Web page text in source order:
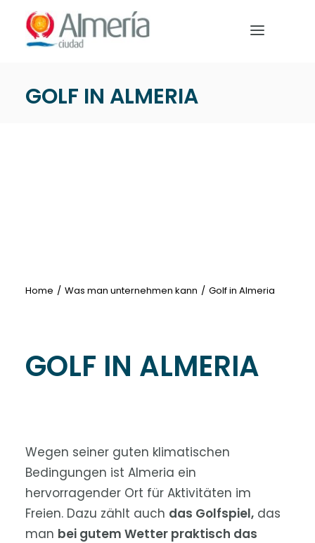
Nota:
este
GOLF IN ALMERIA
Home Was man unternehmen kann Golf in Almeria
GOLF IN ALMERIA
Wegen seiner guten klimatischen
Bedingungen ist Almeria ein
hervorragender Ort für Aktivitäten im
Freien. Dazu zählt auch das Golfspiel, das
man bei gutem Wetter praktisch das